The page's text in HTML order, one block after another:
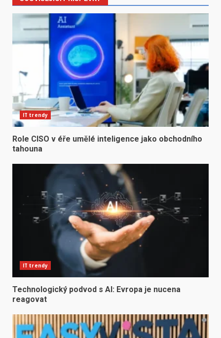
IT trendy
Role CISO v éře umělé inteligence jako obchodního
tahouna
IT trendy
Technologický podvod s AI: Evropa je nucena
reagovat